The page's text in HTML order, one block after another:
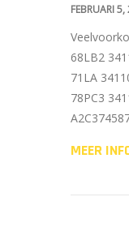
FEBRUARI
68LB2
71LA
78PC3
MEER